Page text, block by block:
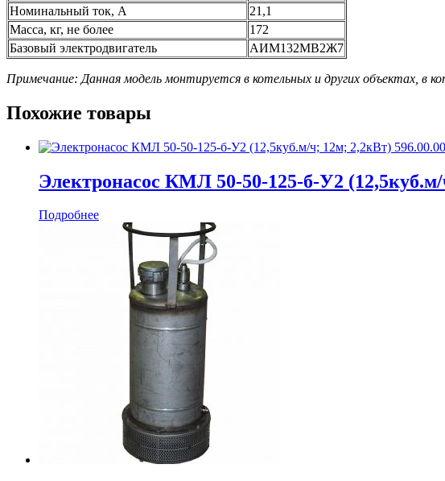
Номинальный ток, А
21,1
Масса, кг, не более
172
Базовый электродвигатель
АИМ132МВ2Ж7
Примечание: Данная модель монтируется в котельных и других объектах, в
Похожие товары
Электронасос КМЛ 50-50-125-б-У2
Подробнее